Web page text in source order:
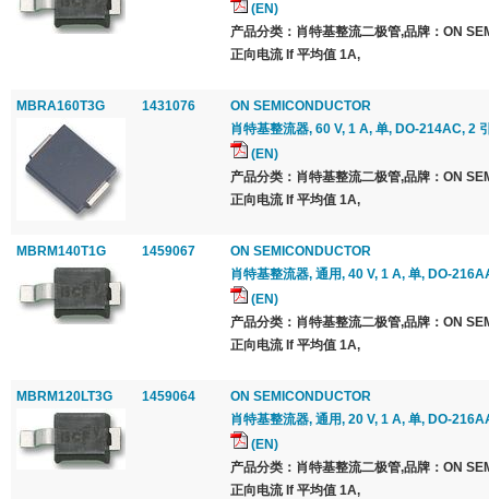
(EN)
产品分类：肖特基整流二极管,品牌：ON
正向电流 If 平均值 1A,
MBRA160T3G 1431076
ON SEMICONDUCTOR
肖特基整流器, 60 V, 1 A, 单, DO-214AC, 2
(EN)
产品分类：肖特基整流二极管,品牌：ON
正向电流 If 平均值 1A,
MBRM140T1G 1459067
ON SEMICONDUCTOR
肖特基整流器, 通用, 40 V, 1 A, 单, DO-
(EN)
产品分类：肖特基整流二极管,品牌：ON
正向电流 If 平均值 1A,
MBRM120LT3G 1459064
ON SEMICONDUCTOR
肖特基整流器, 通用, 20 V, 1 A, 单, DO-
(EN)
产品分类：肖特基整流二极管,品牌：ON
正向电流 If 平均值 1A,